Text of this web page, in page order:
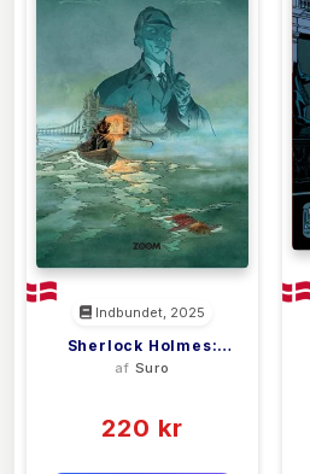
Indbundet, 2025
Sherlock Holmes:
Pigerne Fra Themsen
af Suro
220 kr